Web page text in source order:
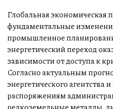
Глобальная экономическая
фундаментальные
промышленное
энергетический переход
зависимости от доступа к
Согласно актуальным
энергетического агентства
распоряжениям
редкоземельные металлы,